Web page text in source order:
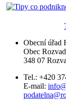
Obecní úřad
Obec
348 07
Tel.: +420
E-mail: